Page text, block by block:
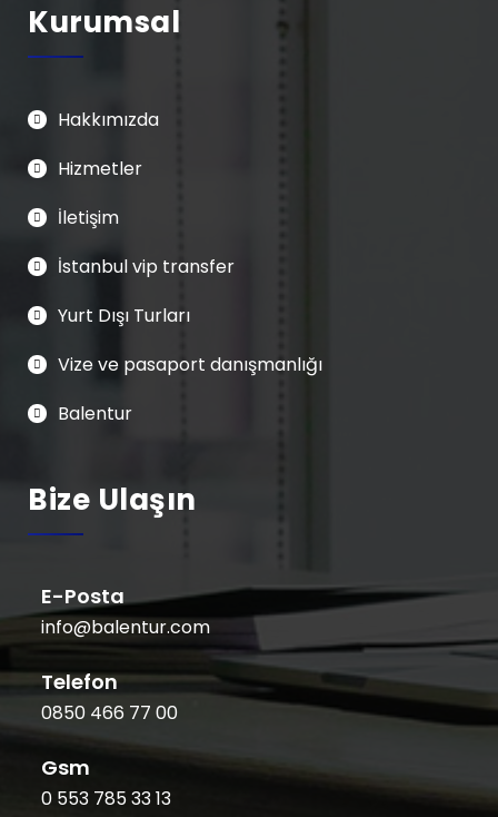
Kurumsal
Hakkımızda
Hizmetler
İletişim
İstanbul vip transfer
Yurt Dışı Turları
Vize ve pasaport danışmanlığı
Balentur
Bize Ulaşın
E-Posta
info@balentur.com
Telefon
0850 466 77 00
Gsm
0 553 785 33 13